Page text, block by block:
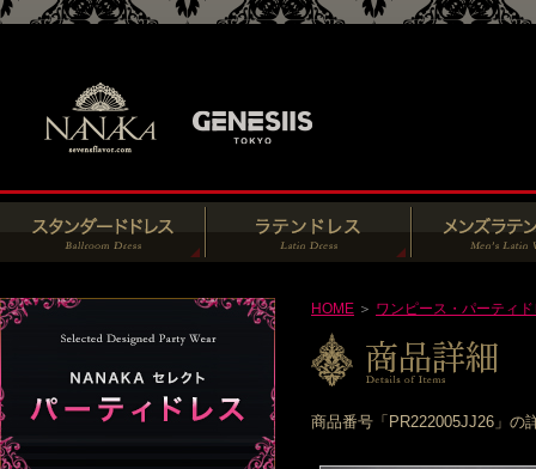
HOME ＞ ワンピース・パーティ
商品番号「PR222005JJ26」の